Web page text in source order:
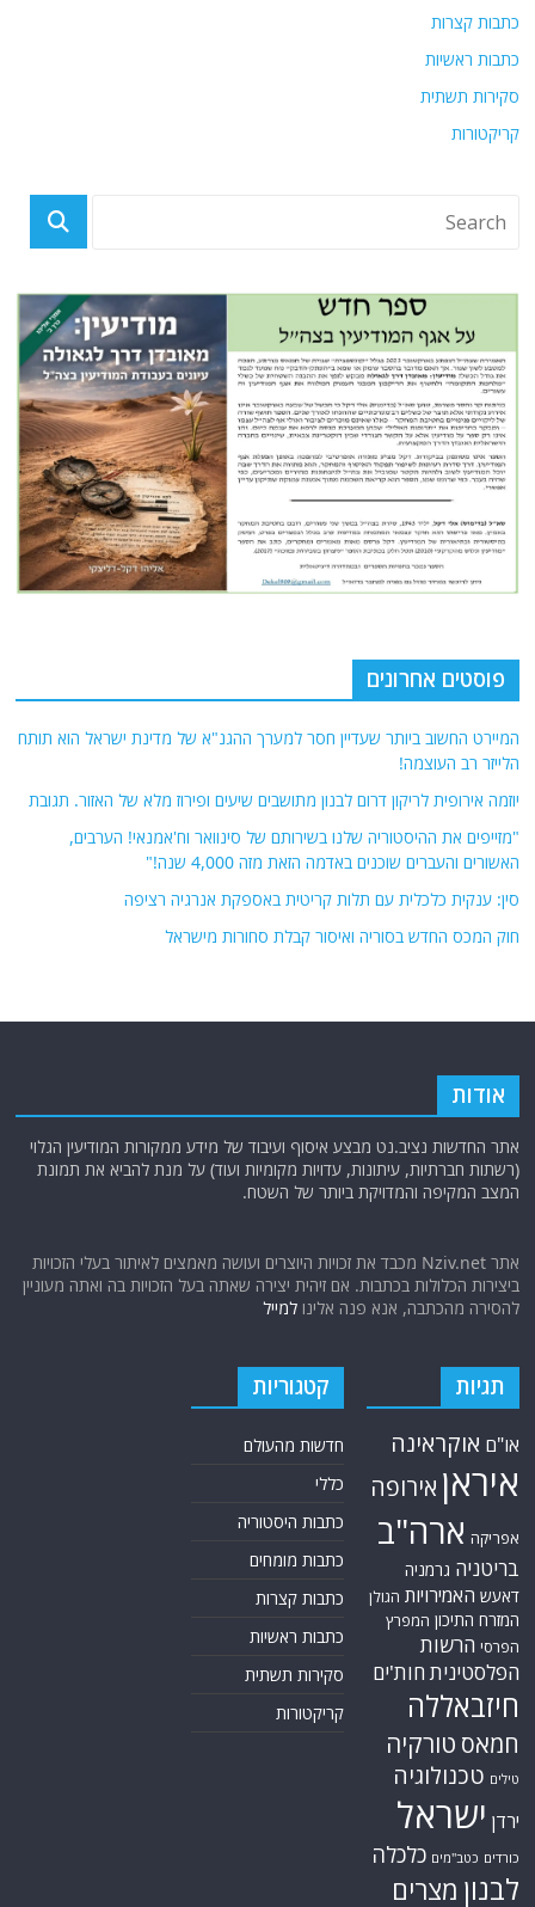
כתבות קצרות
כתבות ראשיות
סקירות תשתית
קריקטורות
פוסטים אחרונים
המיירט החשוב ביותר שעדיין חסר למערך ההגנ"א של מדינת ישראל הוא תותח
הלייזר רב העוצמה!
יוזמה אירופית לריקון דרום לבנון מתושבים שיעים ופירוז מלא של האזור. תגובת
"מזייפים את ההיסטוריה שלנו בשירותם של סינוואר וח'אמנאי! הערבים,
האשורים והעברים שוכנים באדמה הזאת מזה 4,000 שנה!"
סין: ענקית כלכלית עם תלות קריטית באספקת אנרגיה רציפה
חוק המכס החדש בסוריה ואיסור קבלת סחורות מישראל
אודות
אתר החדשות נציב.נט מבצע איסוף ועיבוד של מידע ממקורות המודיעין הגלוי
(רשתות חברתיות, עיתונות, עדויות מקומיות ועוד) על מנת להביא את תמונת
המצב המקיפה והמדויקת ביותר של השטח.
אתר Nziv.net מכבד את זכויות היוצרים ועושה מאמצים לאיתור בעלי הזכויות
ביצירות הכלולות בכתבות. אם זיהית יצירה שאתה בעל הזכויות בה ואתה מעוניין
להסירה מהכתבה, אנא פנה אלינולמייל
תגיות
או"ם אוקראינה
איראן אירופה
אפריקה ארה"ב
בריטניה גרמניה
דאעש האמירויות הגולן
המזרח התיכון המפרץ
הפרסי הרשות
הפלסטיניתחות'ים
חיזבאללה
חמאס טורקיה
טילים טכנולוגיה
ירדן ישראל
כורדים כטב"מים כלכלה
לבנון מצרים
קטגוריות
חדשות מהעולם
כללי
כתבות היסטוריה
כתבות מומחים
כתבות קצרות
כתבות ראשיות
סקירות תשתית
קריקטורות